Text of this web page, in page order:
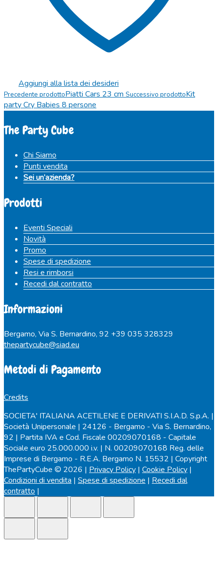
Aggiungi alla lista dei desideri
Precedente prodottoPiatti Cars 23 cm Successivo prodottoKit
party Cry Babies 8 persone
The Party Cube
Chi Siamo
Punti vendita
Sei un’azienda?
Prodotti
Eventi Speciali
Novità
Promo
Spese di spedizione
Resi e rimborsi
Recedi dal contratto
Informazioni
Bergamo, Via S. Bernardino, 92 +39 035 328329
thepartycube@siad.eu
Metodi di Pagamento
Credits
SOCIETA' ITALIANA ACETILENE E DERIVATI S.I.A.D. S.p.A. |
Società Unipersonale | 24126 - Bergamo - Via S. Bernardino,
92 | Partita IVA e Cod. Fiscale 00209070168 - Capitale
Sociale euro 25.000.000 i.v. | N. 00209070168 Reg. delle
Imprese di Bergamo - R.E.A. Bergamo N. 15532 | Copyright
ThePartyCube © 2026 | Privacy Policy | Cookie Policy |
Condizioni di vendita | Spese di spedizione | Recedi dal
contratto |